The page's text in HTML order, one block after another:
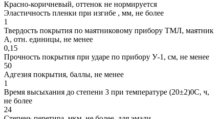
Красно-коричневый, оттенок не нормируется
Эластичность пленки при изгибе , мм, не более
1
Твердость покрытия по маятниковому прибору ТМЛ, маятник
А, отн. единицы, не менее
0,15
Прочность покрытия при ударе по прибору У-1, см, не менее
50
Адгезия покрытия, баллы, не менее
1
Время высыхания до степени 3 при температуре (20±2)0С, ч,
не более
24